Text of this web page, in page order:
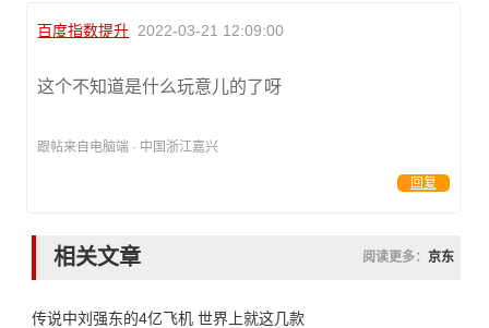
百度指数提升 2022-03-21 12:09:00
这个不知道是什么玩意儿的了呀
跟帖来自电脑端 · 中国浙江嘉兴
回复
相关文章 阅读更多： 京东
传说中刘强东的4亿飞机 世界上就这几款